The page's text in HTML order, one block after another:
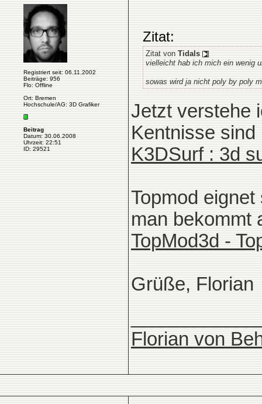
Registriert seit: 06.11.2002
Beiträge: 956
Flo: Offline
Ort: Bremen
Hochschule/AG: 3D Grafiker
Beitrag
Datum: 30.06.2008
Uhrzeit: 22:51
ID: 29521
Zitat:
Zitat von Tidals
vielleicht hab ich mich ein wenig
sowas wird ja nicht poly by poly
Jetzt verstehe
Kentnisse
K3DSurf : 3d
Topmod
man bekommt
TopMod3d -
Grüße, Florian
Florian von